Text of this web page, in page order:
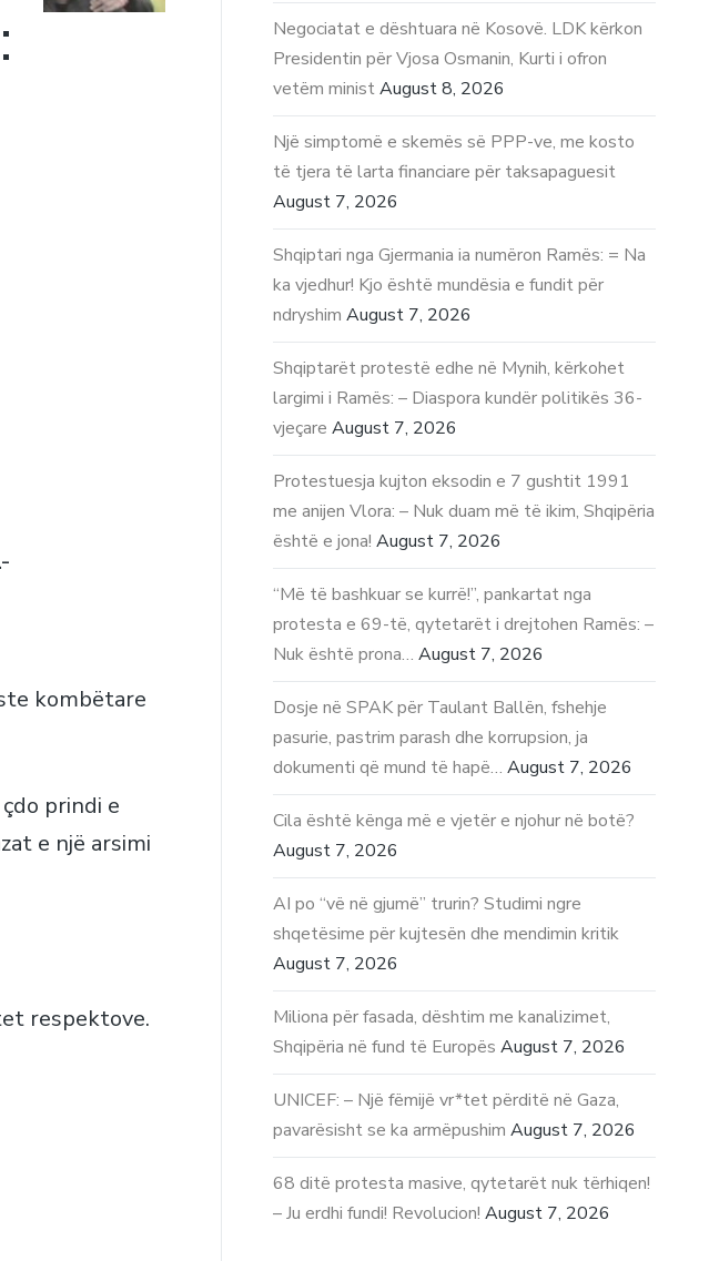
kombëtare
prindi e
e një arsimi
respektove.
Negociatat e dështuara në Kosovë. LDK kërkon
Presidentin për Vjosa Osmanin, Kurti i ofron
vetëm minist August 8, 2026
Një simptomë e skemës së PPP-ve, me kosto
të tjera të larta financiare për taksapaguesit
August 7, 2026
Shqiptari nga Gjermania ia numëron Ramës: = Na
ka vjedhur! Kjo është mundësia e fundit për
ndryshim August 7, 2026
Shqiptarët protestë edhe në Mynih, kërkohet
largimi i Ramës: – Diaspora kundër politikës 36-
vjeçare August 7, 2026
Protestuesja kujton eksodin e 7 gushtit 1991
me anijen Vlora: – Nuk duam më të ikim, Shqipëria
është e jona! August 7, 2026
“Më të bashkuar se kurrë!”, pankartat nga
protesta e 69-të, qytetarët i drejtohen Ramës: –
Nuk është prona… August 7, 2026
Dosje në SPAK për Taulant Ballën, fshehje
pasurie, pastrim parash dhe korrupsion, ja
dokumenti që mund të hapë… August 7, 2026
Cila është kënga më e vjetër e njohur në botë?
August 7, 2026
AI po “vë në gjumë” trurin? Studimi ngre
shqetësime për kujtesën dhe mendimin kritik
August 7, 2026
Miliona për fasada, dështim me kanalizimet,
Shqipëria në fund të Europës August 7, 2026
UNICEF: – Një fëmijë vr*tet përditë në Gaza,
pavarësisht se ka armëpushim August 7, 2026
68 ditë protesta masive, qytetarët nuk tërhiqen!
– Ju erdhi fundi! Revolucion! August 7, 2026